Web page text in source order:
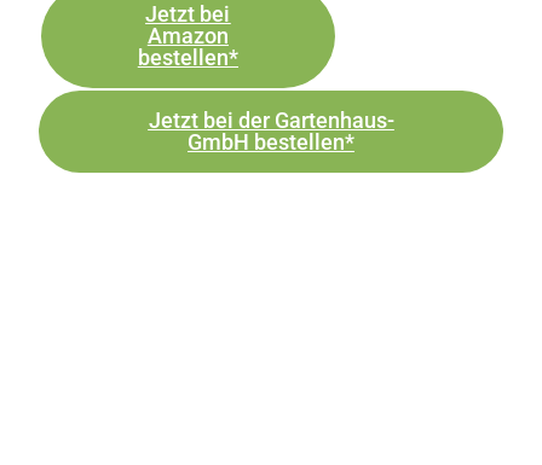
Jetzt bei
Amazon
bestellen*
Jetzt bei der Gartenhaus-
GmbH bestellen*